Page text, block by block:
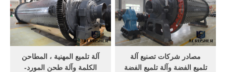
آلة تلميع المهنية ، المطاحن
الكلمة وآلة طحن المورد-
مصادر شركات تصنيع آلة
تلميع الفضة وآلة تلميع الفضة